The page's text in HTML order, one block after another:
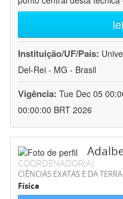
Instituição/UF/País:
Del-Rei - MG - Brasil
Vigência: Tue Dec 05
00:00:00 BRT 2026
COORDENADOR(A)
CIÊNCIAS EXATAS E DA TERRA
Física